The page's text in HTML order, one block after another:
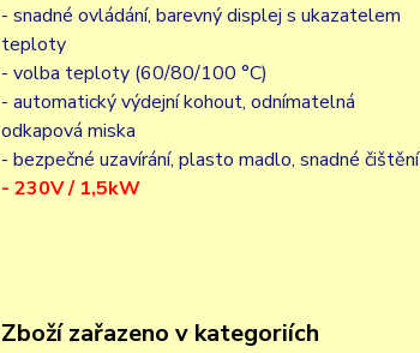
- snadné ovládání, barevný displej s ukazatelem
teploty
- volba teploty (60/80/100 °C)
- automatický výdejní kohout, odnímatelná
odkapová miska
- bezpečné uzavírání, plasto madlo, snadné čištění
- 230V / 1,5kW
Zboží zařazeno v kategoriích